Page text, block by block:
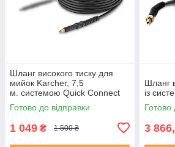
Шланг високого тиску для
мийок Karcher, 7,5
м. системою Quick Connect
Готово до відправки
1 049 ₴ 1 500 ₴
Шланг
із
Готово
3